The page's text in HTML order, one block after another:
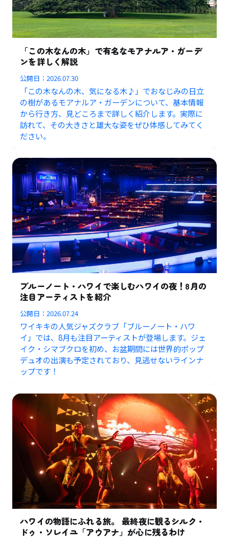
「この木なんの木」で有名なモアナルア・ガーデ
ンを詳しく解説
公開日：2026.07.30
「この木なんの木、気になる木♪」でおなじみの日立
の樹があるモアナルア・ガーデンについて、基本情報
から行き方、見どころまで詳しく紹介します。実際に
訪れて、その大きさと雄大な姿をぜひ体感してみてく
ださい。
ブルーノート・ハワイで楽しむハワイの夜！8月の
注目アーティストを紹介
公開日：2026.07.24
ワイキキの人気ジャズクラブ「ブルーノート・ハワ
イ」では、8月も注目アーティストが登場します。ジェ
イク・シマブクロを初め、お盆期間には世界的ポップ
デュオの出演も予定されており、見逃せないラインナ
ップです！
ハワイの物語にふれる旅。 最終夜に観るシルク・
ドゥ・ソレイユ「アウアナ」が心に残るわけ